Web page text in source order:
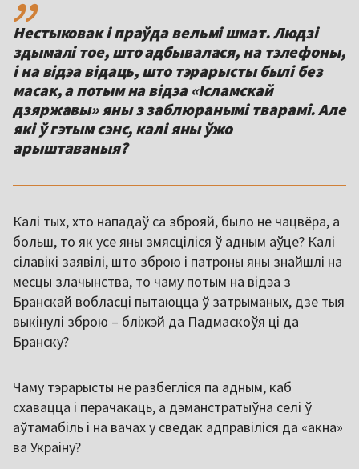
Нестыковак і праўда вельмі шмат. Людзі
здымалі тое, што адбывалася, на тэлефоны,
і на відэа відаць, што тэрарысты былі без
масак, а потым на відэа «Ісламскай
дзяржавы» яны з заблюранымі тварамі. Але
які ў гэтым сэнс, калі яны ўжо
арыштаваныя?
Калі тых, хто нападаў са зброяй, было не чацвёра, а
больш, то як усе яны змясціліся ў адным аўце? Калі
сілавікі заявілі, што зброю і патроны яны знайшлі на
месцы злачынства, то чаму потым на відэа з
Бранскай вобласці пытаюцца ў затрыманых, дзе тыя
выкінулі зброю – бліжэй да Падмаскоўя ці да
Бранску?
Чаму тэрарысты не разбегліся па адным, каб
схавацца і перачакаць, а дэманстратыўна селі ў
аўтамабіль і на вачах у сведак адправіліся да «акна»
ва Украіну?